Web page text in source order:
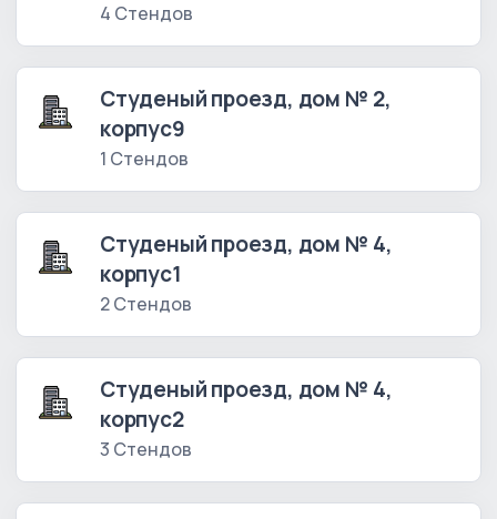
4 Стендов
Студеный проезд, дом № 2,
корпус9
1 Стендов
Студеный проезд, дом № 4,
корпус1
2 Стендов
Студеный проезд, дом № 4,
корпус2
3 Стендов